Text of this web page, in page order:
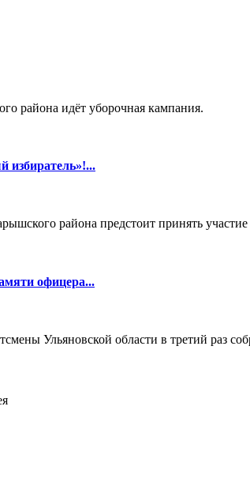
района идёт уборочная кампания.
района предстоит принять
офицера...
Ульяновской области в третий раз